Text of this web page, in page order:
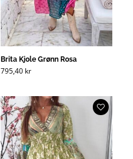
Brita Kjole Grønn Rosa
795,40 kr